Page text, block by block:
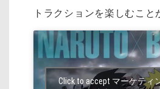
トラクションを楽しむこと
Click to accept マーケティ